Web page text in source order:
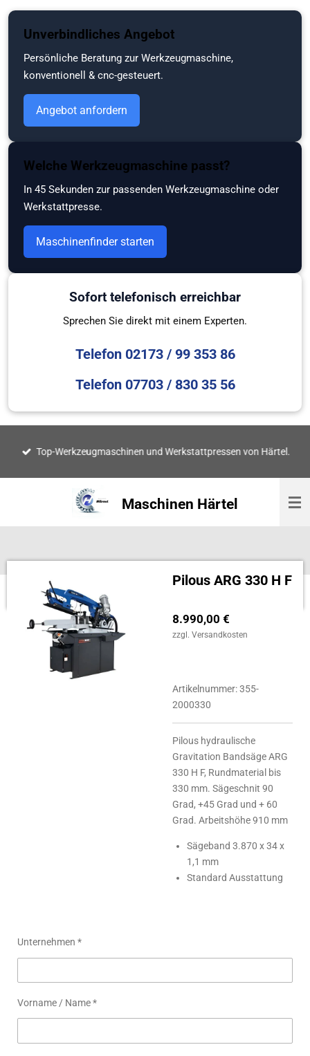
Unverbindliches Angebot
Persönliche Beratung zur Werkzeugmaschine,
konventionell & cnc-gesteuert.
Angebot anfordern
Welche Werkzeugmaschine passt?
In 45 Sekunden zur passenden Werkzeugmaschine oder
Werkstattpresse.
Maschinenfinder starten
Sofort telefonisch erreichbar
Sprechen Sie direkt mit einem Experten.
Telefon 02173 / 99 353 86
Telefon 07703 / 830 35 56
Hauptinhalt
springen
Maschinen Härtel
Top-Werkzeugmaschinen und Werkstattpressen von Härtel.
Pilous ARG 330 H F
8.990,00 €
zzgl. Versandkosten
Artikelnummer:355-
2000330
Pilous hydraulische
Gravitation Bandsäge ARG
330 H F, Rundmaterial bis
330 mm. Sägeschnit 90
Grad, +45 Grad und + 60
Grad. Arbeitshöhe 910 mm
Sägeband 3.870 x 34 x
1,1 mm
Standard Ausstattung
Unternehmen *
Vorname / Name *